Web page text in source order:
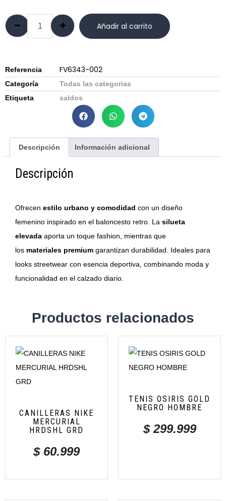
Añadir al carrito
Referencia FV6343-002
Categoría
Todas las categorias
Etiqueta
saldos
Descripción Información adicional
Descripción
Ofrecen estilo urbano y comodidad con un diseño
femenino inspirado en el baloncesto retro. La silueta
elevada aporta un toque fashion, mientras que
los materiales premium garantizan durabilidad. Ideales para
looks streetwear con esencia deportiva, combinando moda y
funcionalidad en el calzado diario.
Productos relacionados
CANILLERAS NIKE
MERCURIAL
HRDSHL GRD
$60.999
TENIS OSIRIS GOLD
NEGRO HOMBRE
$299.999